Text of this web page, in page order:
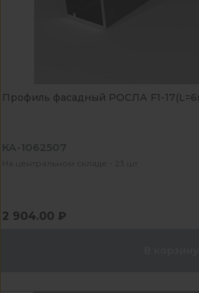
Профиль фасадный РОСЛА F1-
КА-1062507
На центральном складе - 23 шт
2 904.00 ₽